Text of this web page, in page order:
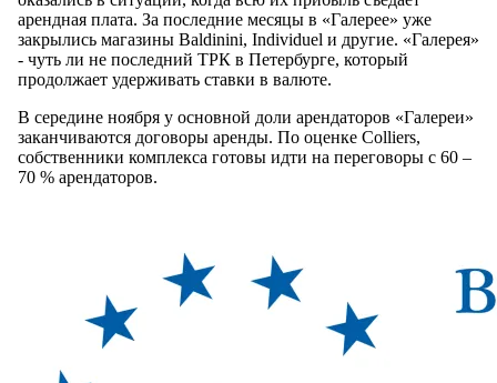
арендная плата. За последние месяцы в «Галерее» уже
закрылись магазины Baldinini, Individuel и другие. «Галерея»
- чуть ли не последний ТРК в Петербурге, который
продолжает удерживать ставки в валюте.
В середине ноября у основной доли арендаторов «Галереи»
заканчиваются договоры аренды. По оценке Colliers,
собственники комплекса готовы идти на переговоры c 60 –
70 % арендаторов.